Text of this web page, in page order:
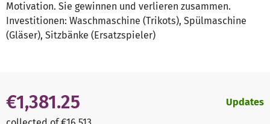
Motivation. Sie gewinnen und verlieren zusammen.
Investitionen: Waschmaschine (Trikots), Spülmaschine
(Gläser), Sitzbänke (Ersatzspieler)
€1,381.25 Updates